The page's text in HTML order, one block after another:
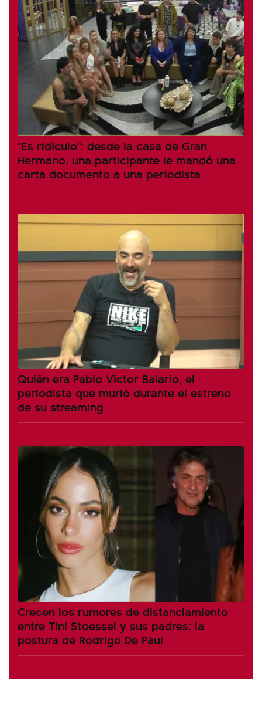
"Es ridículo": desde la casa de Gran
Hermano, una participante le mandó una
carta documento a una periodista
Quién era Pablo Víctor Balario, el
periodista que murió durante el estreno
de su streaming
Crecen los rumores de distanciamiento
entre Tini Stoessel y sus padres: la
postura de Rodrigo De Paul